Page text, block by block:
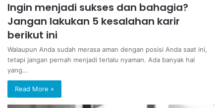
Ingin menjadi sukses dan bahagia?
Jangan lakukan 5 kesalahan karir
berikut ini
Walaupun Anda sudah merasa aman dengan posisi Anda saat ini,
tetapi jangan pernah menjadi terlalu nyaman. Ada banyak hal
yang…
Read More »